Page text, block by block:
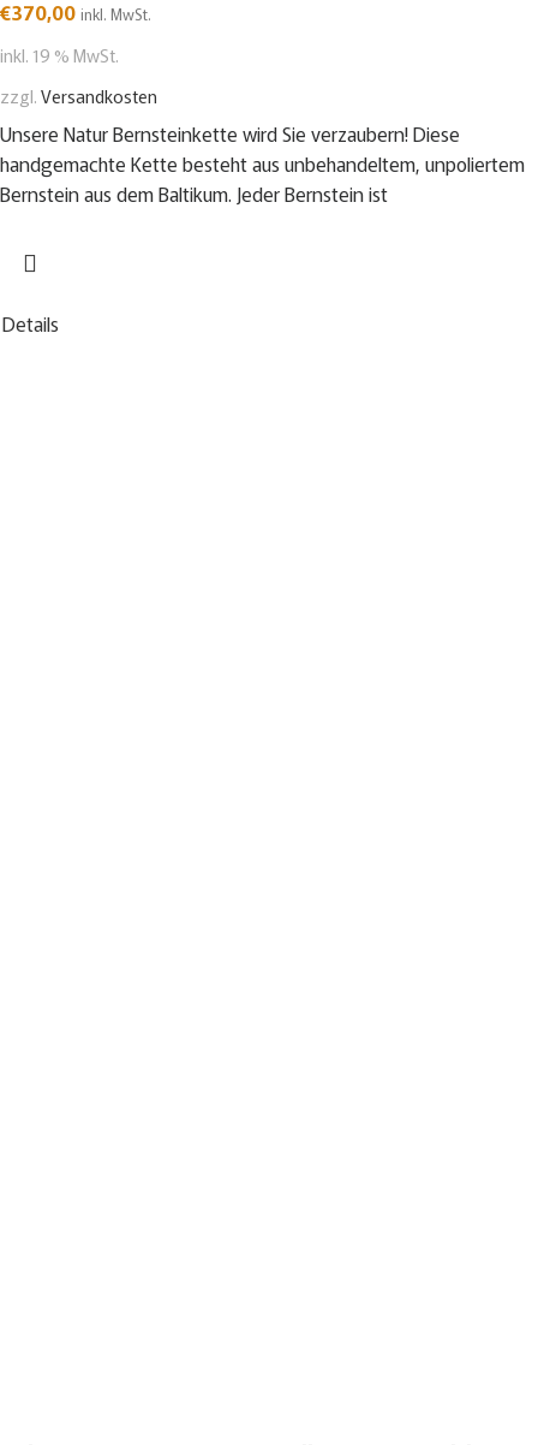
€370,00 inkl. MwSt.
inkl. 19 % MwSt.
zzgl.Versandkosten
Unsere Natur Bernsteinkette wird Sie verzaubern! Diese
handgemachte Kette besteht aus unbehandeltem, unpoliertem
Bernstein aus dem Baltikum. Jeder Bernstein ist
Details